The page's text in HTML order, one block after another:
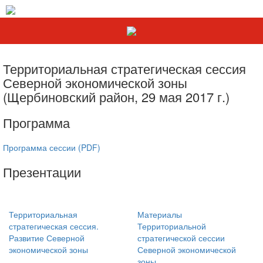
Территориальная стратегическая сессия
Северной экономической зоны
(Щербиновский район, 29 мая 2017 г.)
Программа
Программа сессии (PDF)
Презентации
Территориальная
стратегическая сессия.
Развитие Северной
экономической зоны
Материалы
Территориальной
стратегической сессии
Северной экономической